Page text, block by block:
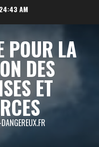
AM
POUR LA
DES
ET